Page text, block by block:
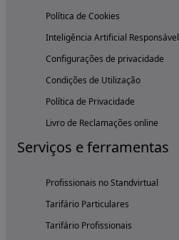
Política de Cookies
Inteligência Artificial Responsável
Configurações de privacidade
Condições de Utilização
Política de Privacidade
Livro de Reclamações online
Serviços e ferramentas
Profissionais no Standvirtual
Tarifário Particulares
Tarifário Profissionais